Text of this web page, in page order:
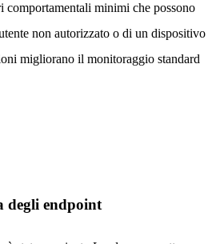
comportamentali minimi che possono
non autorizzato o di un dispositivo
migliorano il monitoraggio standard
degli endpoint